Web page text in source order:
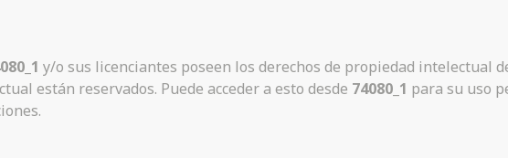
y/o sus licenciantes poseen los derechos de propiedad intelectual
están reservados. Puede acceder a esto desde 74080_1 para su uso